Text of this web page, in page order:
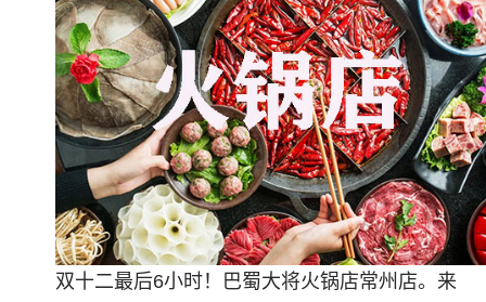
双十二最后6小时！巴蜀大将火锅店常州店。来